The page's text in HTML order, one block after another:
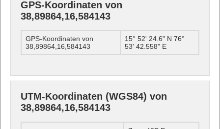
GPS-Koordinaten von
38,89864,16,584143
GPS-Koordinaten von
38,89864,16,584143
15° 52' 24.6" N 76°
53' 42.558" E
UTM-Koordinaten (WGS84) von
38,89864,16,584143